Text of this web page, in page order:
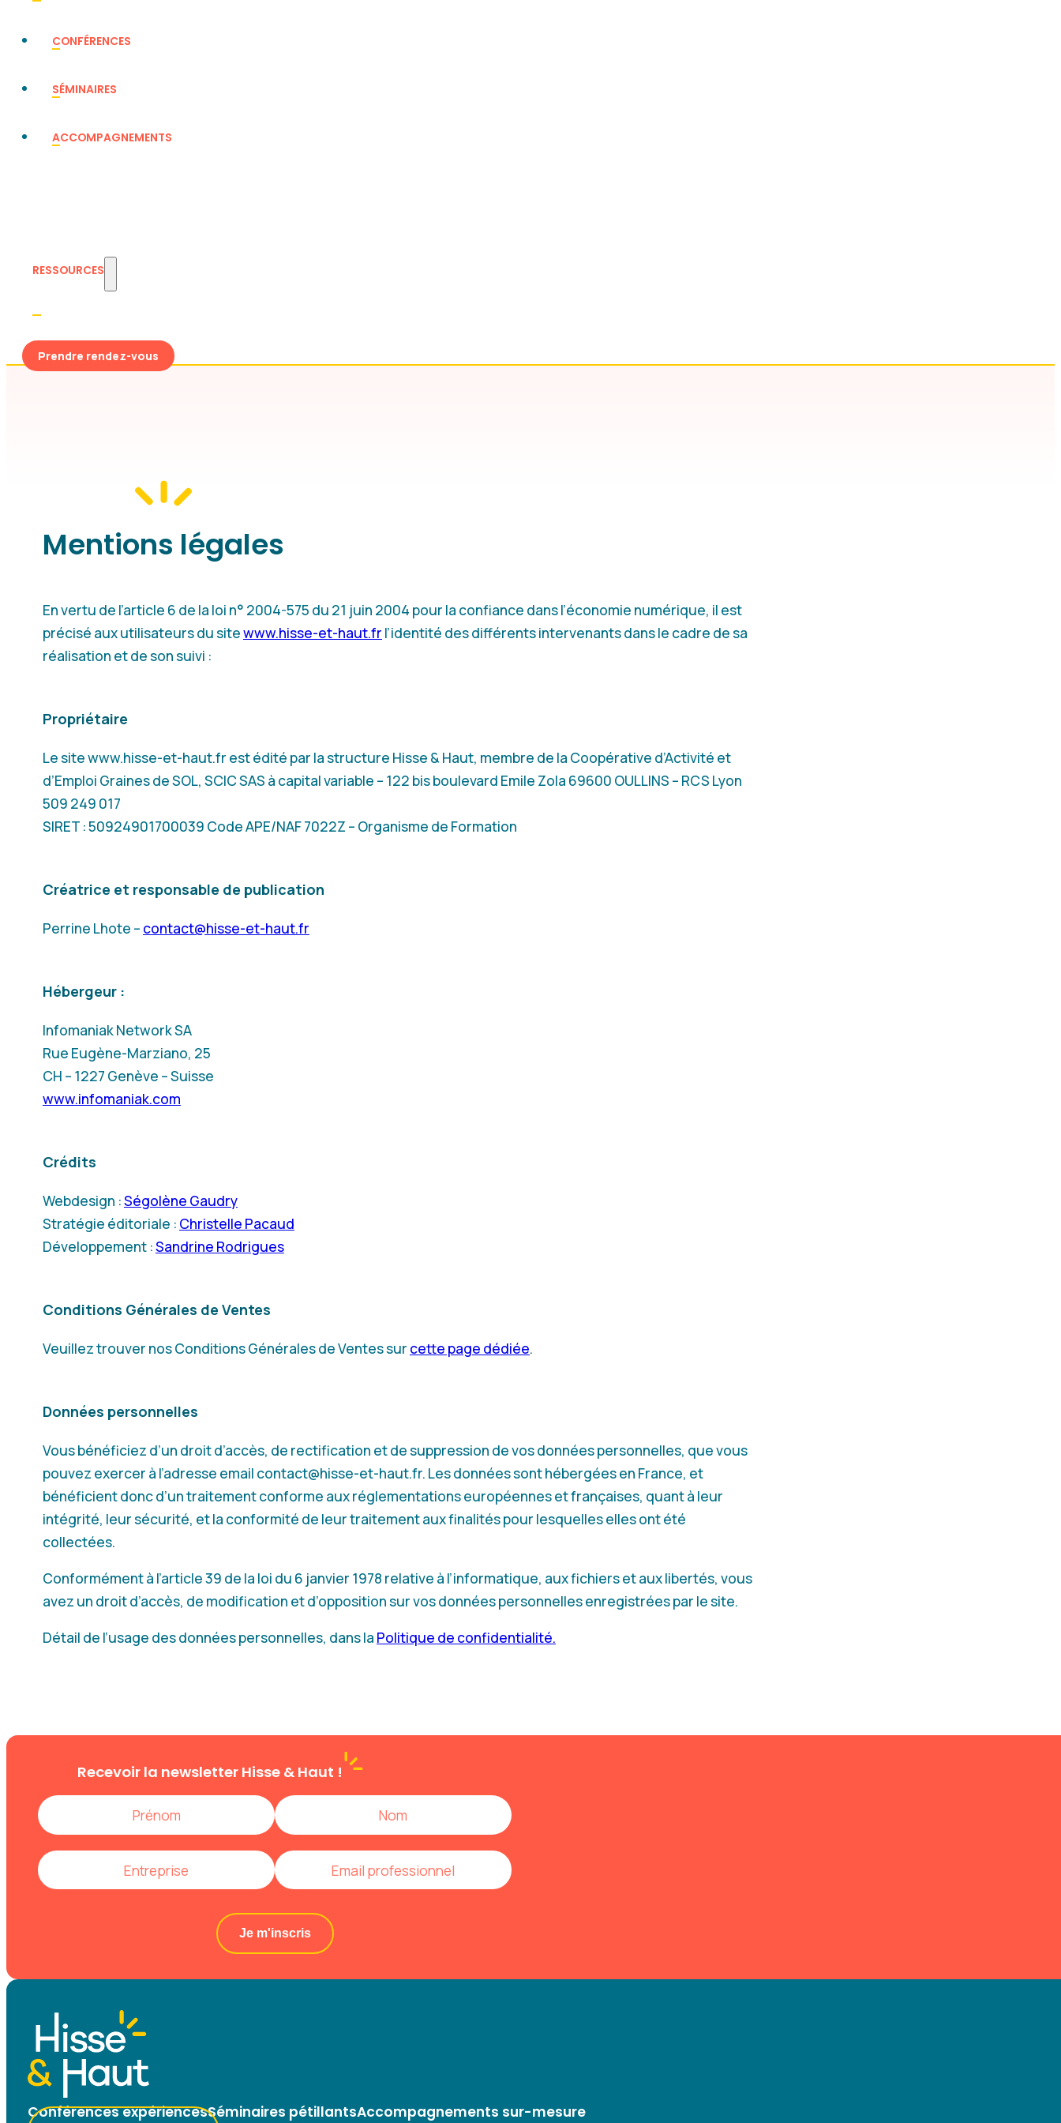
CONFÉRENCES
SÉMINAIRES
ACCOMPAGNEMENTS
RESSOURCES
Prendre rendez-vous
Mentions légales
En vertu de l’article 6 de la loi n° 2004-575 du 21 juin 2004 pour la confiance dans l’économie numérique, il est
précisé aux utilisateurs du sitewww.hisse-et-haut.fr l’identité des différents intervenants dans le cadre de sa
réalisation et de son suivi :
Propriétaire
Le site www.hisse-et-haut.fr est édité par la structure Hisse & Haut, membre de la Coopérative d’Activité et
d’Emploi Graines de SOL, SCIC SAS à capital variable – 122 bis boulevard Emile Zola 69600 OULLINS – RCS Lyon
509 249 017
SIRET : 50924901700039 Code APE/NAF 7022Z – Organisme de Formation
Créatrice et responsable de publication
Perrine Lhote – contact@hisse-et-haut.fr
Hébergeur :
Infomaniak Network SA
Rue Eugène-Marziano, 25
CH – 1227 Genève – Suisse
www.infomaniak.com
Crédits
Webdesign :Ségolène Gaudry
Stratégie éditoriale : Christelle Pacaud
Développement :Sandrine Rodrigues
Conditions Générales de Ventes
Veuillez trouver nos Conditions Générales de Ventes sur cette page dédiée.
Données personnelles
Vous bénéficiez d’un droit d’accès, de rectification et de suppression de vos données personnelles, que vous
pouvez exercer à l’adresse email contact@hisse-et-haut.fr. Les données sont hébergées en France, et
bénéficient donc d’un traitement conforme aux réglementations européennes et françaises, quant à leur
intégrité, leur sécurité, et la conformité de leur traitement aux finalités pour lesquelles elles ont été
collectées.
Conformément à l’article 39 de la loi du 6 janvier 1978 relative à l’informatique, aux fichiers et aux libertés, vous
avez un droit d’accès, de modification et d’opposition sur vos données personnelles enregistrées par le site.
Détail de l’usage des données personnelles, dans la Politique de confidentialité.
Recevoir la newsletter Hisse & Haut !
Je m'inscris
Conférences expériencesSéminaires pétillantsAccompagnements sur-mesure